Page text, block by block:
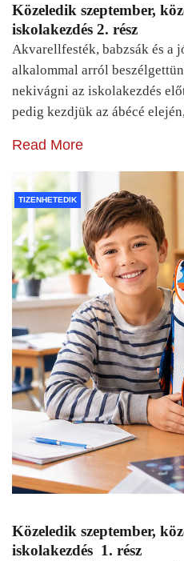
Közeledik szeptember,
iskolakezdés 2. rész
Akvarellfesték, babzsák és a
alkalommal arról
nekivágni az iskolakezdés
pedig kezdjük az ábécé
Read More
TIZENHETEDIK
Közeledik szeptember,
iskolakezdés 1. rész